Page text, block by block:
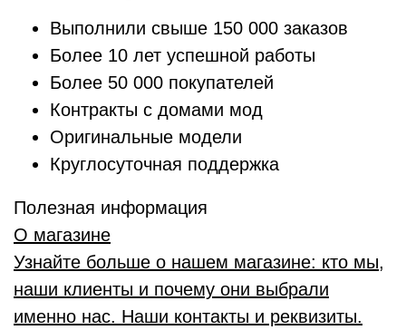
Выполнили свыше 150 000 заказов
Более 10 лет успешной работы
Более 50 000 покупателей
Контракты с домами мод
Оригинальные модели
Круглосуточная поддержка
Полезная информация
О магазине
Узнайте больше о нашем магазине: кто мы,
наши клиенты и почему они выбрали
именно нас. Наши контакты и реквизиты.